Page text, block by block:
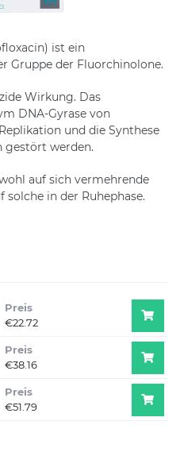
ist ein
Gruppe der Fluorchinolone.
Wirkung. Das
DNA-Gyrase von
und die Synthese
gestört werden.
auf sich vermehrende
in der Ruhephase.
Preis
€22.72
Preis
€38.16
Preis
€51.79